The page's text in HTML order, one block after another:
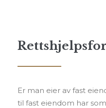
Er man eier av fast
til fast eiendom har